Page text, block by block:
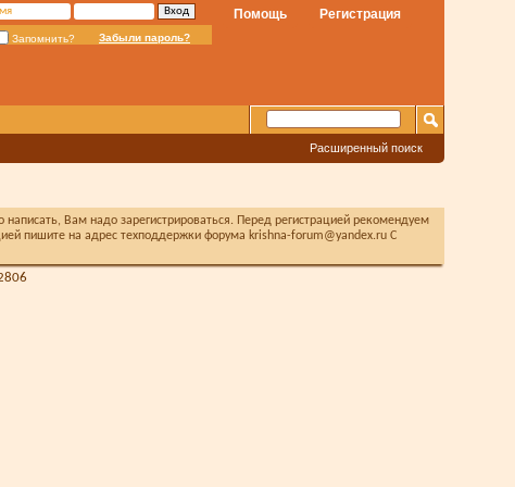
Регистрация
Помощь
Запомнить? Забыли пароль?
Расширенный поиск
Вам надо зарегистрироваться. Перед регистрацией рекомендуем
пишите на адрес техподдержки форума krishna-forum@yandex.ru С